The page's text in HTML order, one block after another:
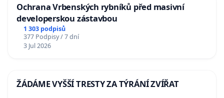
Ochrana Vrbenských rybníků před masivní
developerskou zástavbou
1 303 podpisů
377 Podpisy / 7 dní
3 Jul 2026
ŽÁDÁME VYŠŠÍ TRESTY ZA TÝRÁNÍ ZVÍŘAT